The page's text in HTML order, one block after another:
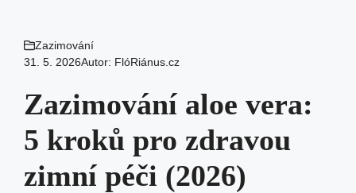
Zazimování
31. 5. 2026Autor: FlóRiánus.cz
Zazimování aloe vera:
5 kroků pro zdravou
zimní péči (2026)